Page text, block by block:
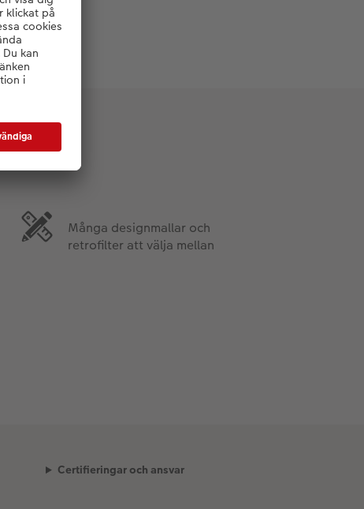
Många designmallar och
retrofilter att välja mellan
Certifieringar och ansvar